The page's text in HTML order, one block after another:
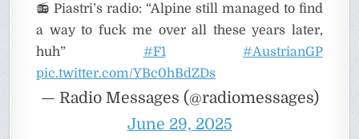
📻 Piastri’s radio: “Alpine still managed to find
a way to fuck me over all these years later,
huh” #F1
#AustrianGP
pic.twitter.com/YBc0hBdZDs
— Radio Messages (@radiomessages)
June 29, 2025